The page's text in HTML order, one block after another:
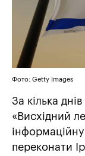
Фото: Getty Images
За кілька
«Висхідний
переконати